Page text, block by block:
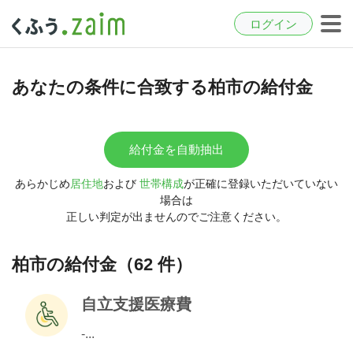
ログイン
あなたの条件に合致する柏市の給付金
給付金を自動抽出
あらかじめ居住地および 世帯構成が正確に登録いただいていない
場合は
正しい判定が出ませんのでご注意ください。
柏市の給付金（62 件）
自立支援医療費
-...